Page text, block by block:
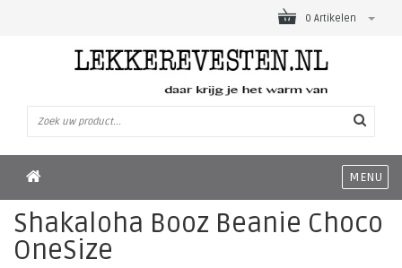
0 Artikelen
MENU
Shakaloha Booz Beanie Choco
OneSize